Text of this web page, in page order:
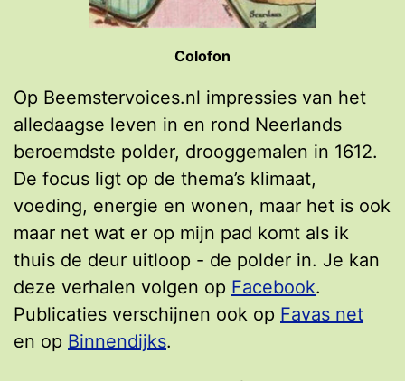
Colofon
Op Beemstervoices.nl impressies van het
alledaagse leven in en rond Neerlands
beroemdste polder, drooggemalen in 1612.
De focus ligt op de thema’s klimaat,
voeding, energie en wonen, maar het is ook
maar net wat er op mijn pad komt als ik
thuis de deur uitloop - de polder in. Je kan
deze verhalen volgen op Facebook.
Publicaties verschijnen ook op Favas net
en op Binnendijks.